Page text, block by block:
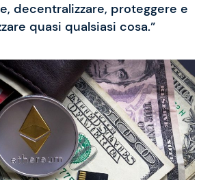
decentralizzare, proteggere e
quasi qualsiasi cosa.”